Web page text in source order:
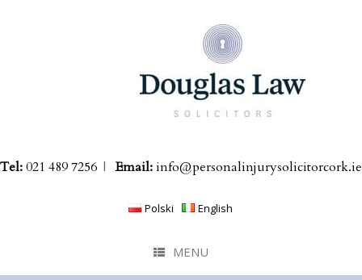
Tel:021 489 7256 | Email:info@personalinjurysolicitorcork.ie
Polski English
MENU